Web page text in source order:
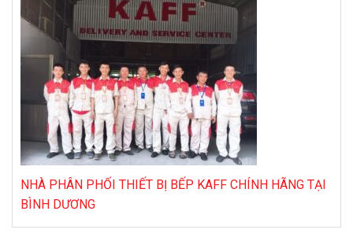
NHÀ PHÂN PHỐI THIẾT BỊ BẾP KAFF CHÍNH HÃNG TẠI
BÌNH DƯƠNG